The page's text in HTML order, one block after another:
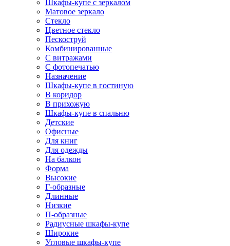
Шкафы-купе с зеркалом
Матовое зеркало
Стекло
Цветное стекло
Пескоструй
Комбинированные
С витражами
С фотопечатью
Назначение
Шкафы-купе в гостиную
В коридор
В прихожую
Шкафы-купе в спальню
Детские
Офисные
Для книг
Для одежды
На балкон
Форма
Высокие
Г-образные
Длинные
Низкие
П-образные
Радиусные шкафы-купе
Широкие
Угловые шкафы-купе